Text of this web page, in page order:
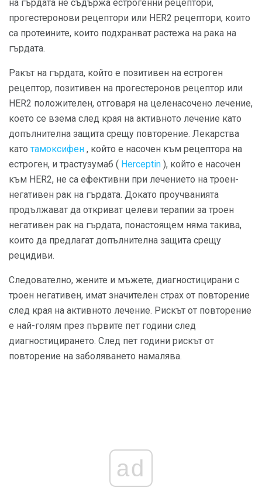
на гърдата не съдържа естрогенни рецептори,
прогестеронови рецептори или HER2 рецептори, които
са протеините, които подхранват растежа на рака на
гърдата.
Ракът на гърдата, който е позитивен на естроген
рецептор, позитивен на прогестеронов рецептор или
HER2 положителен, отговаря на целенасочено лечение,
което се взема след края на активното лечение като
допълнителна защита срещу повторение. Лекарства
като тамоксифен , който е насочен към рецептора на
естроген, и трастузумаб ( Herceptin ), който е насочен
към HER2, не са ефективни при лечението на троен-
негативен рак на гърдата. Докато проучванията
продължават да откриват целеви терапии за троен
негативен рак на гърдата, понастоящем няма такива,
които да предлагат допълнителна защита срещу
рецидиви.
Следователно, жените и мъжете, диагностицирани с
троен негативен, имат значителен страх от повторение
след края на активното лечение. Рискът от повторение
е най-голям през първите пет години след
диагностицирането. След пет години рискът от
повторение на заболяването намалява.
ad